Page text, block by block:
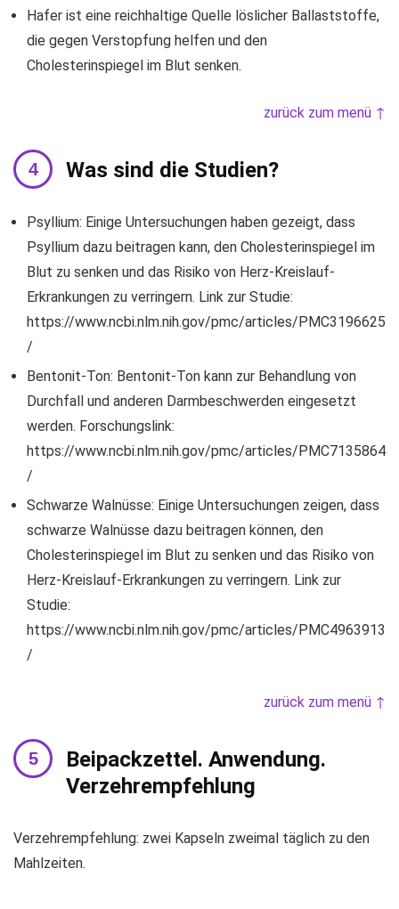
Hafer ist eine reichhaltige Quelle löslicher Ballaststoffe,
die gegen Verstopfung helfen und den
Cholesterinspiegel im Blut senken.
zurück zum menü ↑
Was sind die Studien?
Psyllium: Einige Untersuchungen haben gezeigt, dass
Psyllium dazu beitragen kann, den Cholesterinspiegel im
Blut zu senken und das Risiko von Herz-Kreislauf-
Erkrankungen zu verringern. Link zur Studie:
https://www.ncbi.nlm.nih.gov/pmc/articles/PMC3196625
/
Bentonit-Ton: Bentonit-Ton kann zur Behandlung von
Durchfall und anderen Darmbeschwerden eingesetzt
werden. Forschungslink:
https://www.ncbi.nlm.nih.gov/pmc/articles/PMC7135864
/
Schwarze Walnüsse: Einige Untersuchungen zeigen, dass
schwarze Walnüsse dazu beitragen können, den
Cholesterinspiegel im Blut zu senken und das Risiko von
Herz-Kreislauf-Erkrankungen zu verringern. Link zur
Studie:
https://www.ncbi.nlm.nih.gov/pmc/articles/PMC4963913
/
zurück zum menü ↑
Beipackzettel. Anwendung.
Verzehrempfehlung
Verzehrempfehlung: zwei Kapseln zweimal täglich zu den
Mahlzeiten.